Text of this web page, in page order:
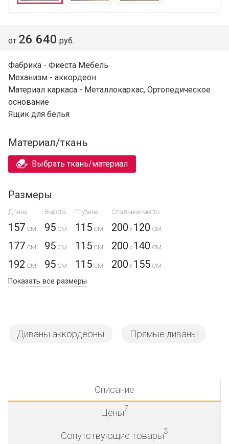
от 26 640 руб.
Фабрика - Фиеста Мебель
Механизм - аккордеон
Материал каркаса - Металлокаркас, Ортопедическое
основание
Ящик для белья
Материал/ткань
Выбрать ткань/материал
Размеры
Длина Высота Глубина Спальное место
157 95 115 200 x 120
177
95 115 200 x 140
192
95 115 200 x 155
Показать все размеры
Диваны аккордеоны Прямые диваны
Описание
Цены7
Сопутствующие товары3